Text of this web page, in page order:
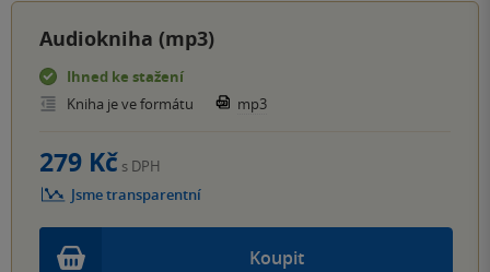
Audiokniha (mp3)
Ihned ke stažení
Kniha je ve formátu
mp3
Koupit
279 Kč s DPH
Jsme transparentní